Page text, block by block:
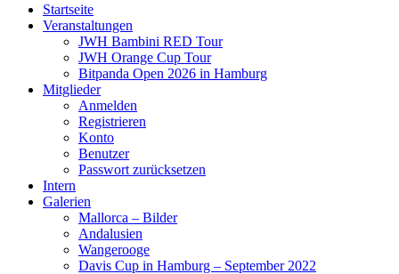
Startseite
Veranstaltungen
JWH Bambini RED Tour
JWH Orange Cup Tour
Bitpanda Open 2026 in Hamburg
Mitglieder
Anmelden
Registrieren
Konto
Benutzer
Passwort zurücksetzen
Intern
Galerien
Mallorca – Bilder
Andalusien
Wangerooge
Davis Cup in Hamburg – September 2022